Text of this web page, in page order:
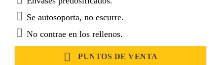
Se autosoporta, no escurre.
No contrae en los rellenos.
PUNTOS DE VENTA